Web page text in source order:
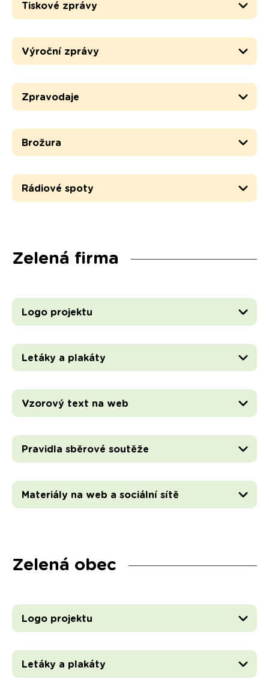
Tiskové zprávy
Výroční zprávy
Zpravodaje
Brožura
Rádiové spoty
Zelená firma
Logo projektu
Letáky a plakáty
Vzorový text na web
Pravidla sběrové soutěže
Materiály na web a sociální sítě
Zelená obec
Logo projektu
Letáky a plakáty